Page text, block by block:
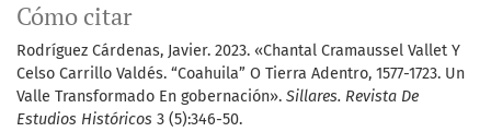
Cómo citar
Rodríguez Cárdenas, Javier. 2023. «Chantal Cramaussel Vallet Y
Celso Carrillo Valdés. “Coahuila” O Tierra Adentro, 1577-1723. Un
Valle Transformado En gobernación». Sillares. Revista De
Estudios Históricos 3 (5):346-50.